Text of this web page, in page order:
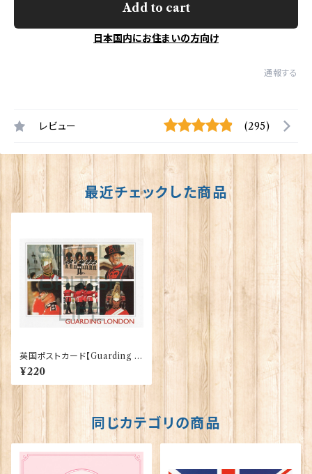
Add to cart
日本国内にお住まいの方向け
通報する
レビュー (295)
最近チェックした商品
英国ポストカード【Guarding L
ondon】Jadges 90339-04
¥220
同じカテゴリの商品